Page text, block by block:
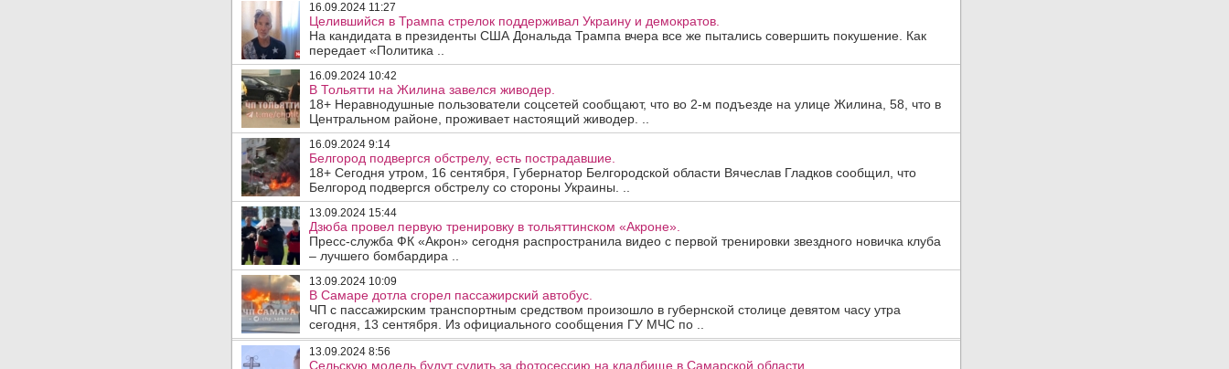
16.09.2024 11:27
Целившийся в Трампа стрелок поддерживал Украину и демократов.
На кандидата в президенты США Дональда Трампа вчера все же пытались совершить покушение. Как
передает «Политика ..
16.09.2024 10:42
В Тольятти на Жилина завелся живодер.
18+ Неравнодушные пользователи соцсетей сообщают, что во 2-м подъезде на улице Жилина, 58, что в
Центральном районе, проживает настоящий живодер. ..
16.09.2024 9:14
Белгород подвергся обстрелу, есть пострадавшие.
18+ Сегодня утром, 16 сентября, Губернатор Белгородской области Вячеслав Гладков сообщил, что
Белгород подвергся обстрелу со стороны Украины. ..
13.09.2024 15:44
Дзюба провел первую тренировку в тольяттинском «Акроне».
Пресс-служба ФК «Акрон» сегодня распространила видео с первой тренировки звездного новичка клуба
– лучшего бомбардира ..
13.09.2024 10:09
В Самаре дотла сгорел пассажирский автобус.
ЧП с пассажирским транспортным средством произошло в губернской столице девятом часу утра
сегодня, 13 сентября. Из официального сообщения ГУ МЧС по ..
13.09.2024 8:56
Сельскую модель будут судить за фотосессию на кладбище в Самарской области.